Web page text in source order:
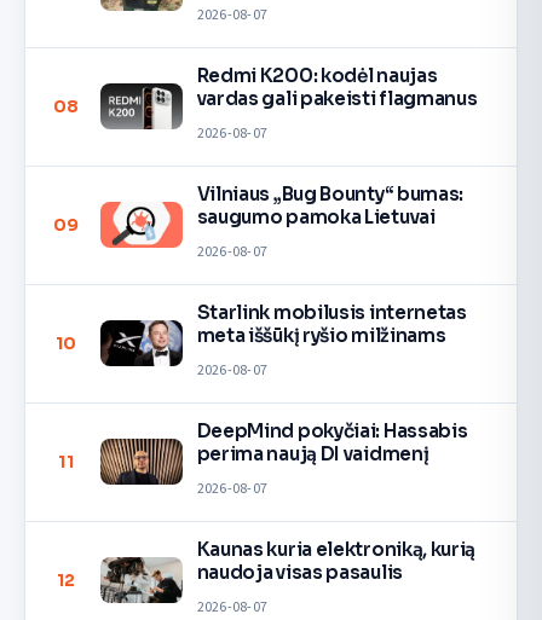
2026-08-07
08
Redmi K200: kodėl naujas
vardas gali pakeisti flagmanus
2026-08-07
09
Vilniaus „Bug Bounty“ bumas:
saugumo pamoka Lietuvai
2026-08-07
10
Starlink mobilusis internetas
meta iššūkį ryšio milžinams
2026-08-07
11
DeepMind pokyčiai: Hassabis
perima naują DI vaidmenį
2026-08-07
12
Kaunas kuria elektroniką, kurią
naudoja visas pasaulis
2026-08-07